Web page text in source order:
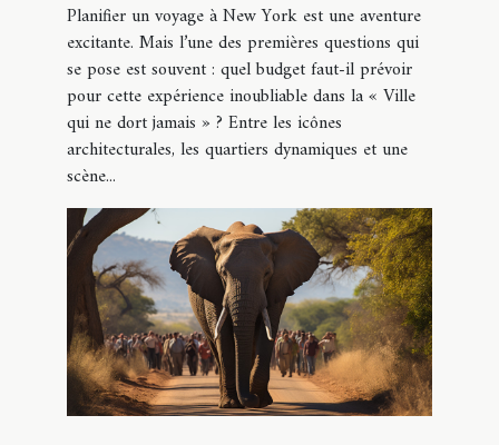
Planifier un voyage à New York est une aventure
excitante. Mais l’une des premières questions qui
se pose est souvent : quel budget faut-il prévoir
pour cette expérience inoubliable dans la « Ville
qui ne dort jamais » ? Entre les icônes
architecturales, les quartiers dynamiques et une
scène...